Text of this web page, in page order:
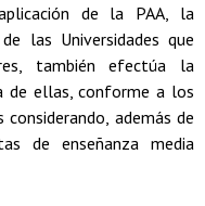
de la PAA, la
las Universidades que
también efectúa la
de ellas, conforme a los
además de
de enseñanza media